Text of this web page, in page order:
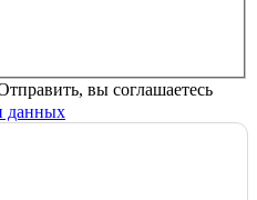
вы соглашаетесь
данных